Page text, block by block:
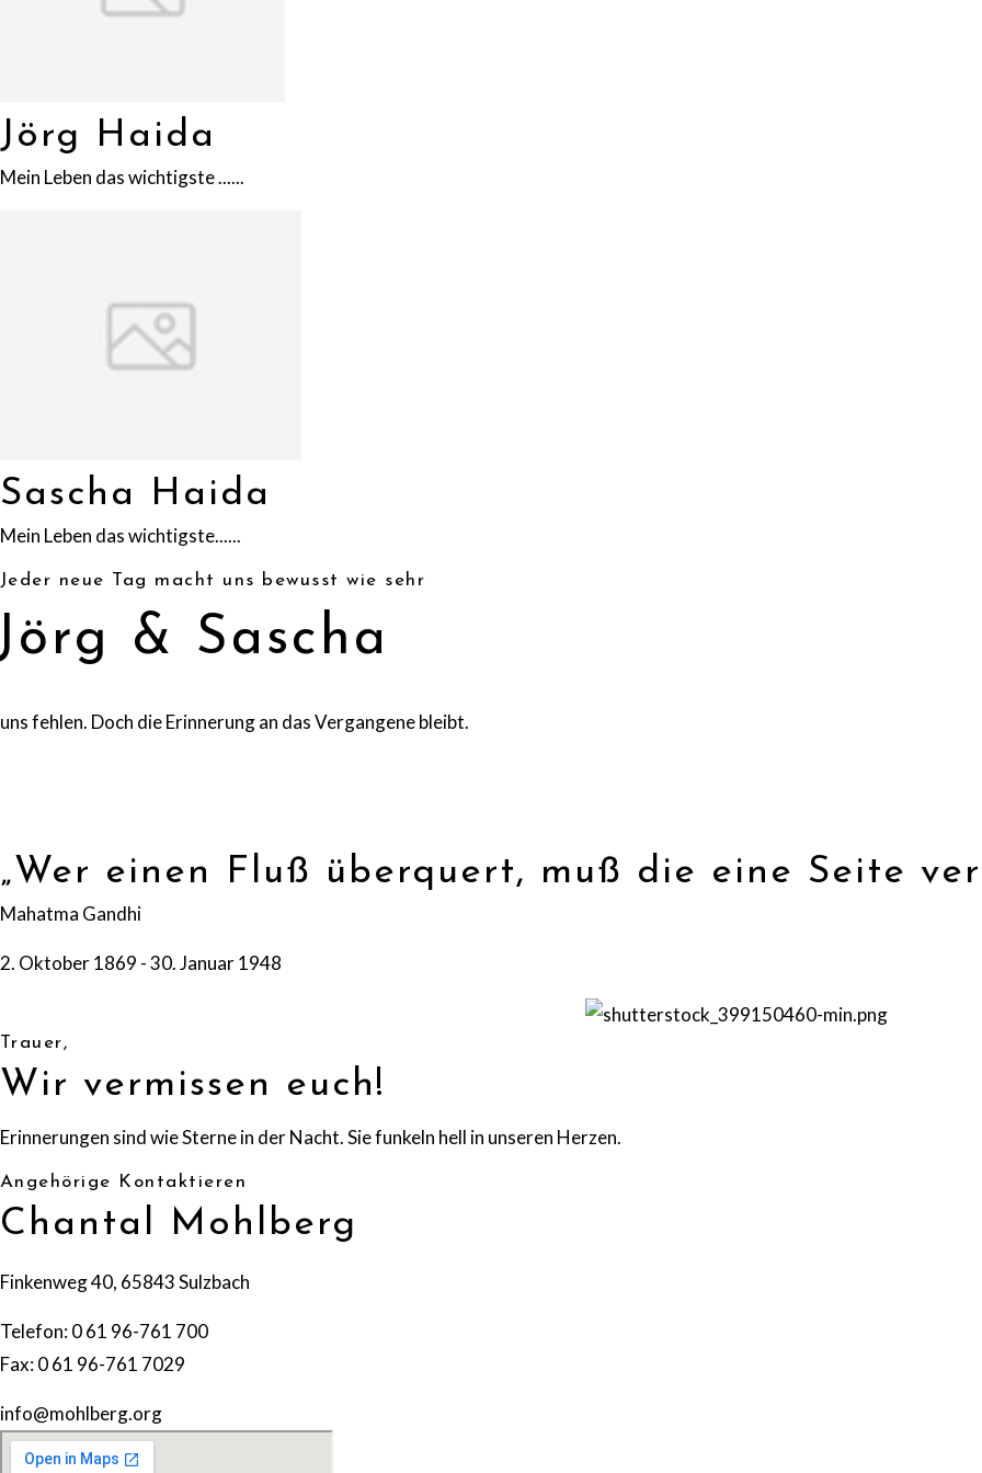
Jörg Haida
Mein Leben das wichtigste ......
Sascha Haida
Mein Leben das wichtigste......
Jeder neue Tag macht uns bewusst wie sehr
& Sascha
uns fehlen. Doch die Erinnerung an das Vergangene bleibt.
„Wer einen Fluß überquert, muß die eine Seite
Mahatma Gandhi
2. Oktober 1869 - 30. Januar 1948
Trauer,
Wir vermissen euch!
Erinnerungen sind wie Sterne in der Nacht. Sie funkeln hell in unseren Herzen.
Angehörige Kontaktieren
Chantal Mohlberg
Finkenweg 40, 65843 Sulzbach
Telefon: 0 61 96-761 700
Fax: 0 61 96-761 7029
info@mohlberg.org